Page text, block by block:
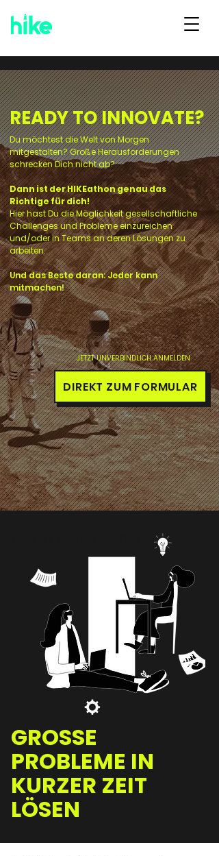
READY TO INNOVATE?
Du möchtest die Welt von Morgen
mitgestalten? Große Herausforderungen
schrecken Dich nicht ab?
Dann ist der HIKEathon genau das
Richtige für dich!
Hier hast Du die Möglichkeit gesellschaftliche
Challenges und Probleme einzureichen
und/oder in Teams an deren Lösungen zu
arbeiten.
Und das Beste daran: Jeder kann
mitmachen!
JETZT UNVERBINDLICH ANMELDEN
DIREKT ZUM FORMULAR
GROSSE
PROBLEME IN
KURZER ZEIT
LÖSEN